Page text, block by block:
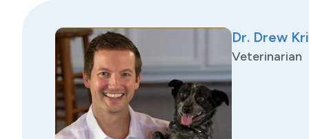
Dr. Drew
Veterinarian